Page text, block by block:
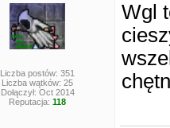
Liczba postów: 351
Liczba wątków: 25
Dołączył: Oct 2014
Reputacja: 118
Wgl